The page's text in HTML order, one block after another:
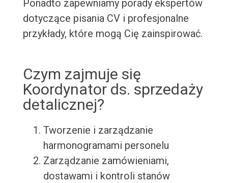
Ponadto zapewniamy porady ekspertów
dotyczące pisania CV i profesjonalne
przykłady, które mogą Cię zainspirować.
Czym zajmuje się
Koordynator ds. sprzedaży
detalicznej?
Tworzenie i zarządzanie
harmonogramami personelu
Zarządzanie zamówieniami,
dostawami i kontroli stanów